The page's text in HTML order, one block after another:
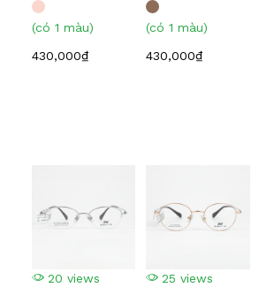
(có 1 màu)
430,000₫
(có 1 màu)
430,000₫
20 views 25 views